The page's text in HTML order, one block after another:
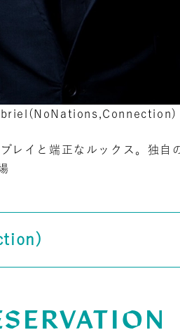
レイと端正なルックス。独自